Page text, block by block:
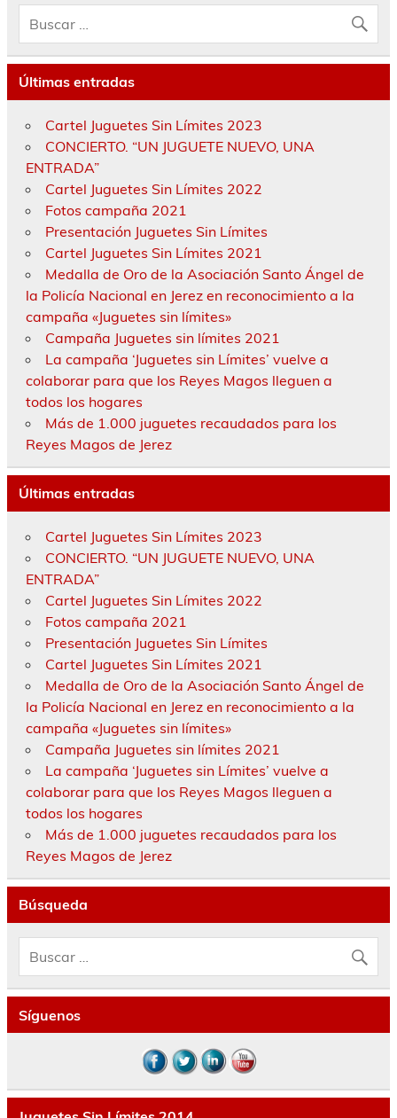
Últimas entradas
Cartel Juguetes Sin Límites 2023
CONCIERTO. “UN JUGUETE NUEVO, UNA
ENTRADA”
Cartel Juguetes Sin Límites 2022
Fotos campaña 2021
Presentación Juguetes Sin Límites
Cartel Juguetes Sin Límites 2021
Medalla de Oro de la Asociación Santo Ángel de
la Policía Nacional en Jerez en reconocimiento a la
campaña «Juguetes sin límites»
Campaña Juguetes sin límites 2021
La campaña ‘Juguetes sin Límites’ vuelve a
colaborar para que los Reyes Magos lleguen a
todos los hogares
Más de 1.000 juguetes recaudados para los
Reyes Magos de Jerez
Últimas entradas
Cartel Juguetes Sin Límites 2023
CONCIERTO. “UN JUGUETE NUEVO, UNA
ENTRADA”
Cartel Juguetes Sin Límites 2022
Fotos campaña 2021
Presentación Juguetes Sin Límites
Cartel Juguetes Sin Límites 2021
Medalla de Oro de la Asociación Santo Ángel de
la Policía Nacional en Jerez en reconocimiento a la
campaña «Juguetes sin límites»
Campaña Juguetes sin límites 2021
La campaña ‘Juguetes sin Límites’ vuelve a
colaborar para que los Reyes Magos lleguen a
todos los hogares
Más de 1.000 juguetes recaudados para los
Reyes Magos de Jerez
Búsqueda
Síguenos